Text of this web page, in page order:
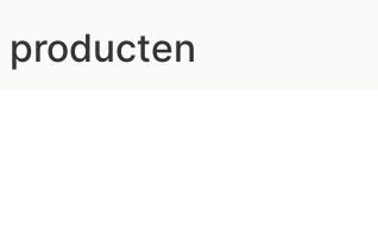
producten